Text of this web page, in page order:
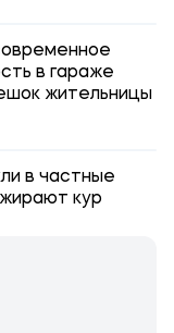
в гараже
жительницы
в частные
кур